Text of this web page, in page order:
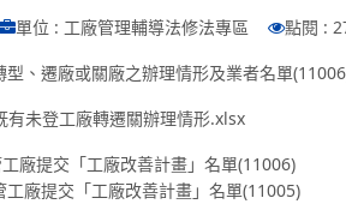
單位 : 工廠管理輔導法修法專區
點閱 :
、遷廠或關廠之辦理情形及業者名單
有未登工廠轉遷關辦理情形.xlsx
廠提交「工廠改善計畫」名單(11006)
工廠提交「工廠改善計畫」名單(11005)